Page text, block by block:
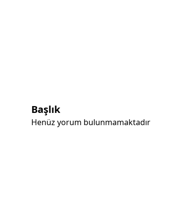
Başlık
Henüz yorum bulunmamaktadır